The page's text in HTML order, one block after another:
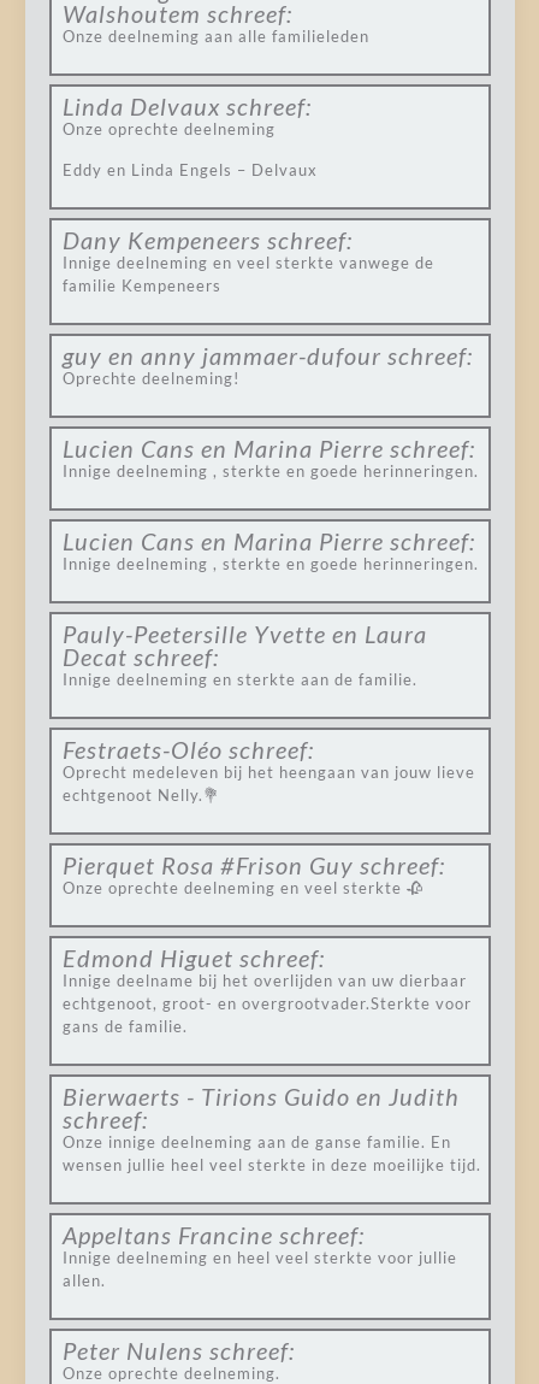
Walshoutem schreef:
Onze deelneming aan alle familieleden
Linda Delvaux schreef:
Onze oprechte deelneming
Eddy en Linda Engels – Delvaux
Dany Kempeneers schreef:
Innige deelneming en veel sterkte vanwege de
familie Kempeneers
guy en anny jammaer-dufour schreef:
Oprechte deelneming!
Lucien Cans en Marina Pierre schreef:
Innige deelneming , sterkte en goede herinneringen.
Lucien Cans en Marina Pierre schreef:
Innige deelneming , sterkte en goede herinneringen.
Pauly-Peetersille Yvette en Laura
Decat schreef:
Innige deelneming en sterkte aan de familie.
Festraets-Oléo schreef:
Oprecht medeleven bij het heengaan van jouw lieve
echtgenoot Nelly.💐
Pierquet Rosa #Frison Guy schreef:
Onze oprechte deelneming en veel sterkte 🥀
Edmond Higuet schreef:
Innige deelname bij het overlijden van uw dierbaar
echtgenoot, groot- en overgrootvader.Sterkte voor
gans de familie.
Bierwaerts - Tirions Guido en Judith
schreef:
Onze innige deelneming aan de ganse familie. En
wensen jullie heel veel sterkte in deze moeilijke tijd.
Appeltans Francine schreef:
Innige deelneming en heel veel sterkte voor jullie
allen.
Peter Nulens schreef:
Onze oprechte deelneming.